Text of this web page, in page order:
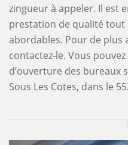
zingueur à appeler. Il est
prestation de qualité
abordables. Pour de plus
contactez-le. Vous
d’ouverture des bureaux
Sous Les Cotes, dans le